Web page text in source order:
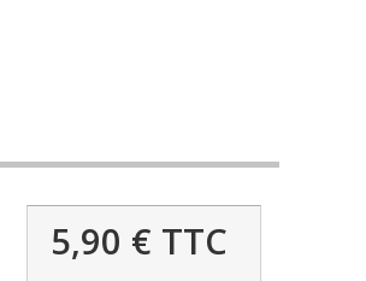
5,90 € TTC